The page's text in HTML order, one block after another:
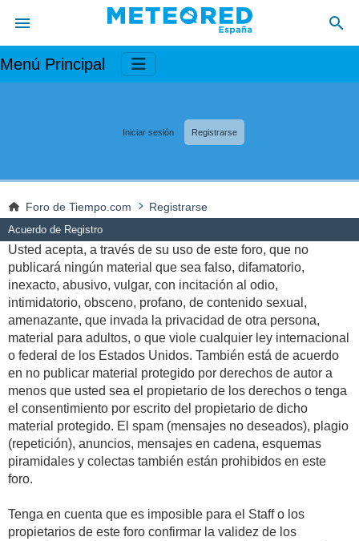
Menú Principal
Iniciar sesión Registrarse
Foro de Tiempo.com Registrarse
Acuerdo de Registro
Usted acepta, a través de su uso de este foro, que no
publicará ningún material que sea falso, difamatorio,
inexacto, abusivo, vulgar, con incitación al odio,
intimidatorio, obsceno, profano, de contenido sexual,
amenazante, que invada la privacidad de otra persona,
material para adultos, o que viole cualquier ley internacional
o federal de los Estados Unidos. También está de acuerdo
en no publicar material protegido por derechos de autor a
menos que usted sea el propietario de los derechos o tenga
el consentimiento por escrito del propietario de dicho
material protegido. El spam (mensajes no deseados), plagio
(repetición), anuncios, mensajes en cadena, esquemas
piramidales y colectas también están prohibidos en este
foro.
Tenga en cuenta que es imposible para el Staff o los
propietarios de este foro confirmar la validez de los